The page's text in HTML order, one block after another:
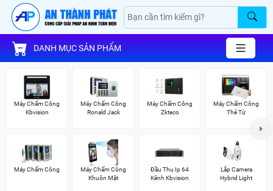
DANH MỤC SẢN PHẨM
Máy Chấm Công
Kbvision
Máy Chấm Công
Ronald Jack
Máy Chấm Công
Zkteco
Máy Chấm Công
Thẻ Từ
Máy Chấm Công
Máy Chấm Công
Khuôn Mặt
Đầu Thu Ip 64
Kênh Kbvision
Lắp Camera
Hybrid Light